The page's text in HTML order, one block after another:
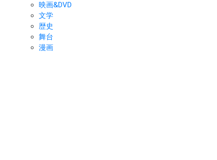
映画&DVD
文学
歴史
舞台
漫画